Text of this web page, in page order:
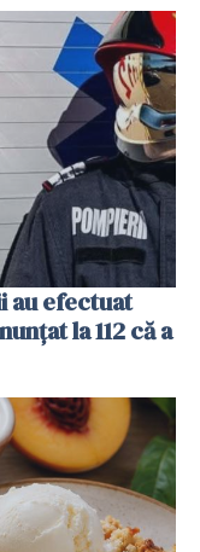
au efectuat
la 112 că a